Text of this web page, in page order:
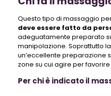
Questo tipo di massaggio
deve essere fatto da
adeguatamente preparato
manipolazione. Soprattutto
un’eccellente preparazione
zone su cui agire per
Per chi è indicato il